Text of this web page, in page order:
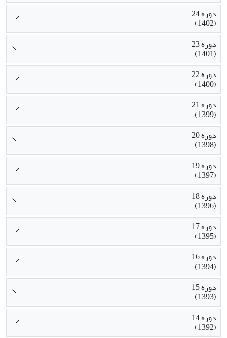
دوره 24
(1402)
دوره 23
(1401)
دوره 22
(1400)
دوره 21
(1399)
دوره 20
(1398)
دوره 19
(1397)
دوره 18
(1396)
دوره 17
(1395)
دوره 16
(1394)
دوره 15
(1393)
دوره 14
(1392)